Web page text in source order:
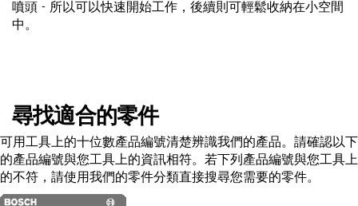
噴頭 - 所以可以快速開始工作，後續則可輕鬆收納在小空間
中。
尋找適合的零件
可用工具上的十位數產品編號清楚辨識我們的產品。請確認以下
的產品編號與您工具上的資訊相符。若下列產品編號與您工具上
的不符，請使用我們的零件分類直接搜尋您需要的零件。